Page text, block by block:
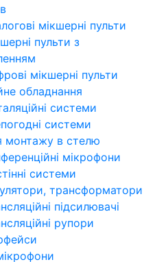
мікшерні пульти
пульти з
мікшерні пульти
обладнання
системи
системи
в стелю
мікрофони
системи
трансформатори
підсилювачі
рупори